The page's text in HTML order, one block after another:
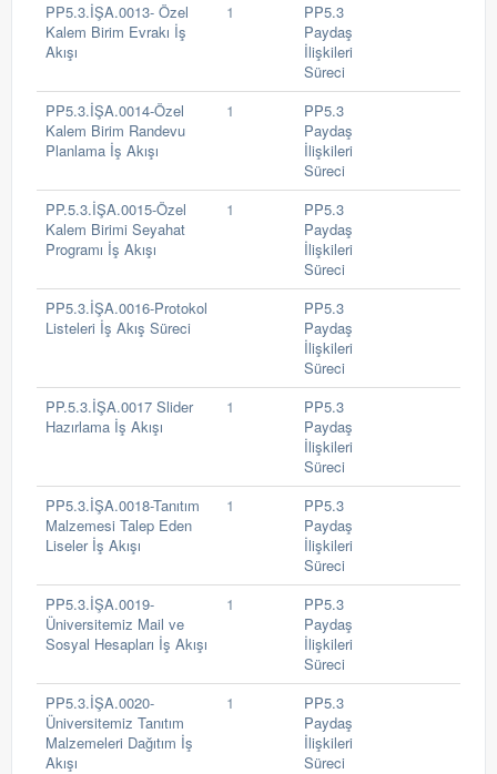
PP5.3.İŞA.0013- Özel
Kalem Birim Evrakı İş
Akışı
1
PP5.3
Paydaş
İlişkileri
Süreci
PP5.3.İŞA.0014-Özel
Kalem Birim Randevu
Planlama İş Akışı
1
PP5.3
Paydaş
İlişkileri
Süreci
PP.5.3.İŞA.0015-Özel
Kalem Birimi Seyahat
Programı İş Akışı
1
PP5.3
Paydaş
İlişkileri
Süreci
PP5.3.İŞA.0016-Protokol
Listeleri İş Akış Süreci
PP5.3
Paydaş
İlişkileri
Süreci
PP.5.3.İŞA.0017 Slider
Hazırlama İş Akışı
1
PP5.3
Paydaş
İlişkileri
Süreci
PP5.3.İŞA.0018-Tanıtım
Malzemesi Talep Eden
Liseler İş Akışı
1
PP5.3
Paydaş
İlişkileri
Süreci
PP5.3.İŞA.0019-
Üniversitemiz Mail ve
Sosyal Hesapları İş Akışı
1
PP5.3
Paydaş
İlişkileri
Süreci
PP5.3.İŞA.0020-
Üniversitemiz Tanıtım
Malzemeleri Dağıtım İş
Akışı
1
PP5.3
Paydaş
İlişkileri
Süreci